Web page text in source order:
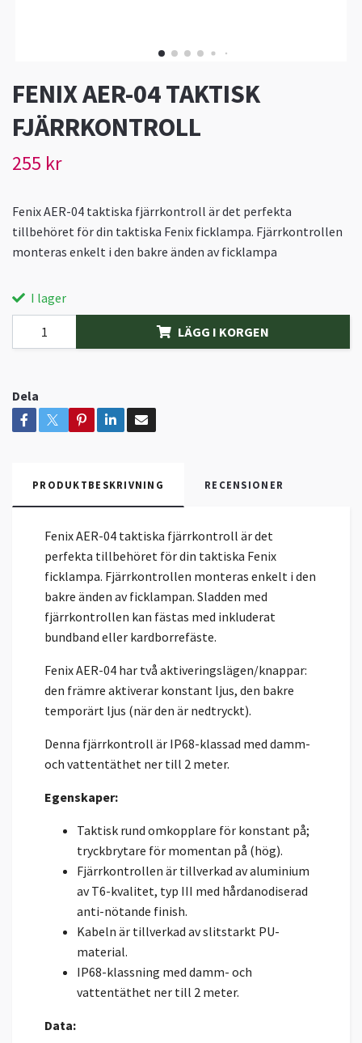
FENIX AER-04 TAKTISK
FJÄRRKONTROLL
255 kr
Fenix AER-04 taktiska fjärrkontroll är det perfekta
tillbehöret för din taktiska Fenix ficklampa. Fjärrkontrollen
monteras enkelt i den bakre änden av ficklampa
I lager
LÄGG I KORGEN
Dela
PRODUKTBESKRIVNING RECENSIONER
Fenix AER-04 taktiska fjärrkontroll är det
perfekta tillbehöret för din taktiska Fenix
ficklampa. Fjärrkontrollen monteras enkelt i den
bakre änden av ficklampan. Sladden med
fjärrkontrollen kan fästas med inkluderat
bundband eller kardborrefäste.
Fenix AER-04 har två aktiveringslägen/knappar:
den främre aktiverar konstant ljus, den bakre
temporärt ljus (när den är nedtryckt).
Denna fjärrkontroll är IP68-klassad med damm-
och vattentäthet ner till 2 meter.
Egenskaper:
Taktisk rund omkopplare för konstant på;
tryckbrytare för momentan på (hög).
Fjärrkontrollen är tillverkad av aluminium
av T6-kvalitet, typ III med hårdanodiserad
anti-nötande finish.
Kabeln är tillverkad av slitstarkt PU-
material.
IP68-klassning med damm- och
vattentäthet ner till 2 meter.
Data: